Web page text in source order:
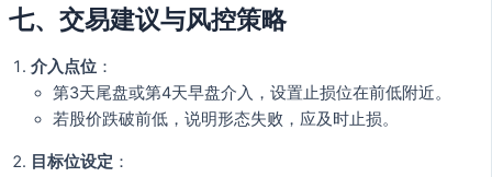
七、交易建议与风控策略
介入点位 ：
第3天尾盘或第4天早盘介入，设置止损位在前低附近。
若股价跌破前低，说明形态失败，应及时止损。
目标位设定 ：